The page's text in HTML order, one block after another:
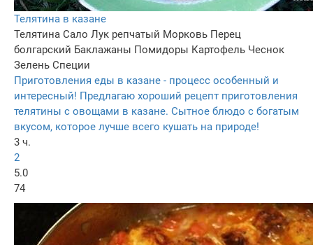
Телятина в казане
Телятина Сало Лук репчатый Морковь Перец
болгарский Баклажаны Помидоры Картофель Чеснок
Зелень Специи
Приготовления еды в казане - процесс особенный и
интересный! Предлагаю хороший рецепт приготовления
телятины с овощами в казане. Сытное блюдо с богатым
вкусом, которое лучше всего кушать на природе!
3 ч.
2
5.0
74